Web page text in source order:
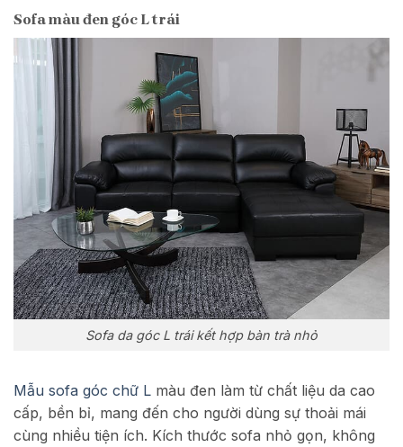
Sofa màu đen góc L trái
Sofa da góc L trái kết hợp bàn trà nhỏ
Mẫu sofa góc chữ L màu đen làm từ chất liệu da cao
cấp, bền bỉ, mang đến cho người dùng sự thoải mái
cùng nhiều tiện ích. Kích thước sofa nhỏ gọn, không